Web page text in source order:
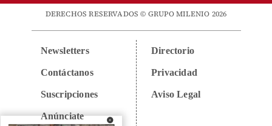
DERECHOS RESERVADOS © GRUPO MILENIO 2026
Newsletters
Contáctanos
Suscripciones
Anúnciate
Directorio
Privacidad
Aviso Legal